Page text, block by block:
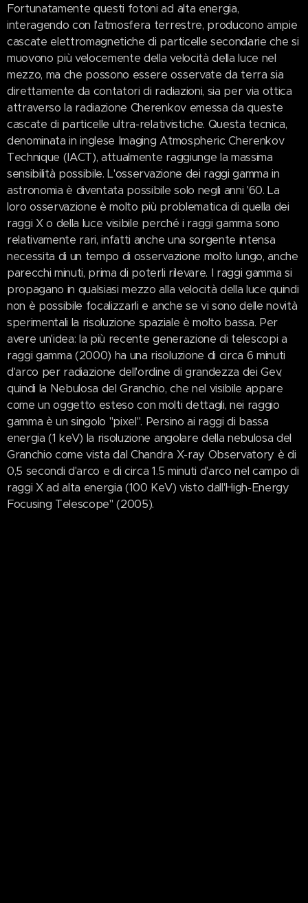
Fortunatamente questi fotoni ad alta energia,
interagendo con l'atmosfera terrestre, producono ampie
cascate elettromagnetiche di particelle secondarie che si
muovono più velocemente della velocità della luce nel
mezzo, ma che possono essere osservate da terra sia
direttamente da contatori di radiazioni, sia per via ottica
attraverso la radiazione Cherenkov emessa da queste
cascate di particelle ultra-relativistiche. Questa tecnica,
denominata in inglese Imaging Atmospheric Cherenkov
Technique (IACT), attualmente raggiunge la massima
sensibilità possibile. L'osservazione dei raggi gamma in
astronomia è diventata possibile solo negli anni '60. La
loro osservazione è molto più problematica di quella dei
raggi X o della luce visibile perché i raggi gamma sono
relativamente rari, infatti anche una sorgente intensa
necessita di un tempo di osservazione molto lungo, anche
parecchi minuti, prima di poterli rilevare. I raggi gamma si
propagano in qualsiasi mezzo alla velocità della luce quindi
non è possibile focalizzarli e anche se vi sono delle novità
sperimentali la risoluzione spaziale è molto bassa. Per
avere un'idea: la più recente generazione di telescopi a
raggi gamma (2000) ha una risoluzione di circa 6 minuti
d'arco per radiazione dell'ordine di grandezza dei Gev,
quindi la Nebulosa del Granchio, che nel visibile appare
come un oggetto esteso con molti dettagli, nei raggio
gamma è un singolo "pixel". Persino ai raggi di bassa
energia (1 keV) la risoluzione angolare della nebulosa del
Granchio come vista dal Chandra X-ray Observatory è di
0,5 secondi d'arco e di circa 1.5 minuti d'arco nel campo di
raggi X ad alta energia (100 KeV) visto dall'High-Energy
Focusing Telescope" (2005).